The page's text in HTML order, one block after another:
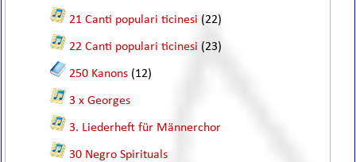
21 Canti populari ticinesi (22)
22 Canti populari ticinesi (23)
250 Kanons (12)
3 x Georges
3. Liederheft für Männerchor
30 Negro Spirituals